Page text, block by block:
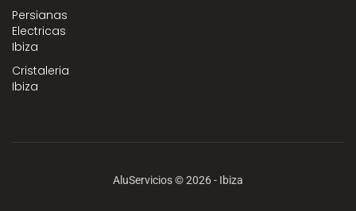
Persianas
Electricas
Ibiza
Cristaleria
Ibiza
AluServicios © 2026 - Ibiza